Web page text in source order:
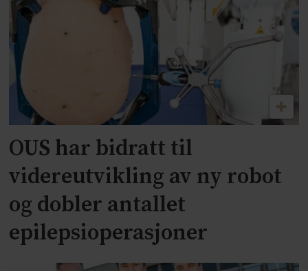
OUS har bidratt til
videreutvikling av ny robot
og dobler antallet
epilepsioperasjoner